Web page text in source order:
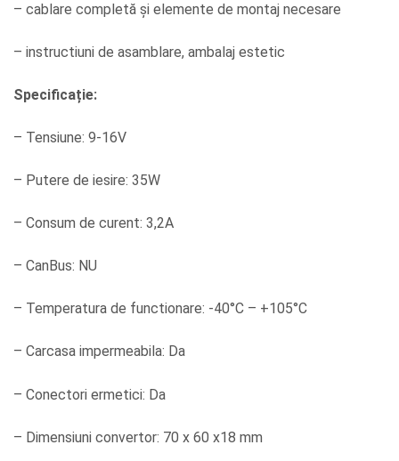
– cablare completă și elemente de montaj necesare
– instructiuni de asamblare, ambalaj estetic
Specificație:
– Tensiune: 9-16V
– Putere de iesire: 35W
– Consum de curent: 3,2A
– CanBus: NU
– Temperatura de functionare: -40°C – +105°C
– Carcasa impermeabila: Da
– Conectori ermetici: Da
– Dimensiuni convertor: 70 x 60 x18 mm